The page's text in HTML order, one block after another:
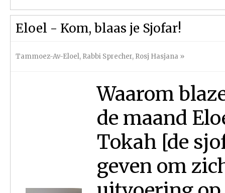
Eloel - Kom, blaas je Sjofar!
Tammoez-Av-Eloel, Rabbi Sprecher, Rosj Hasjana »
Waarom
de maand
Tokah [de
geven om